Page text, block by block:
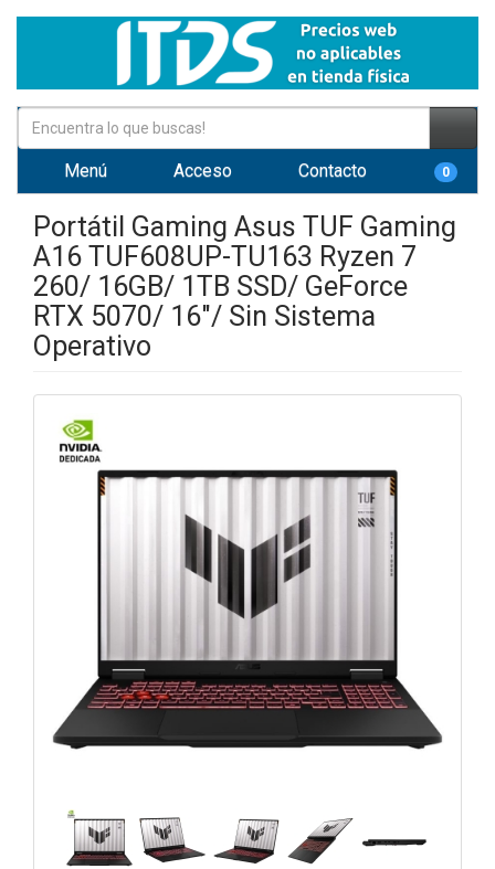
Menú Acceso Contacto 0
Portátil Gaming Asus TUF Gaming
A16 TUF608UP-TU163 Ryzen 7
260/ 16GB/ 1TB SSD/ GeForce
RTX 5070/ 16"/ Sin Sistema
Operativo